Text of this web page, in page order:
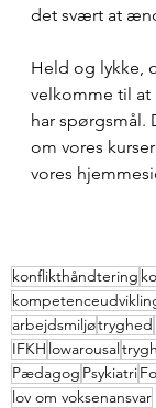
det svært at
Held og lykke,
velkomme til at
har spørgsmål.
om vores
vores
konflikthåndtering
arbejdsmiljøtryghed
IFKH lowarousal
Pædagog Psykiatri
lov om voksenansvar